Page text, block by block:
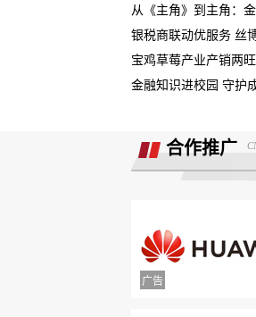
重庆鑫茂丰硕
5000元不予退
位，客户权益
诉求:不能进
面谈的时候说
金，然后一直
携程旅游
从《主角》到主角：
银税商联动优服务 丝
宝鸡草莓产业产销两旺
金融知识进校园 守护
合作推广